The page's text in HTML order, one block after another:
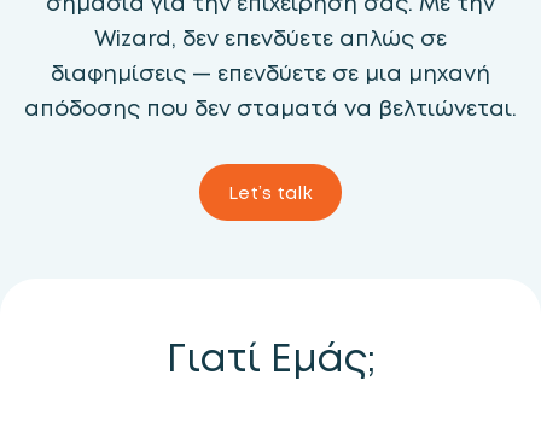
Wizard, δεν επενδύετε απλώς σε
διαφημίσεις — επενδύετε σε μια μηχανή
απόδοσης που δεν σταματά να βελτιώνεται.
Let’s talk
Γιατί Εμάς;